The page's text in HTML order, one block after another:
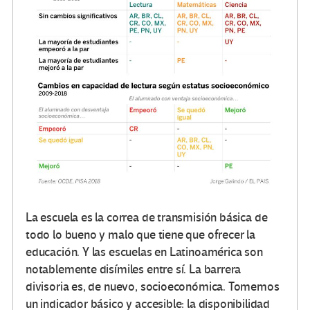
La escuela es la correa de transmisión básica de
todo lo bueno y malo que tiene que ofrecer la
educación. Y las escuelas en Latinoamérica son
notablemente disímiles entre sí. La barrera
divisoria es, de nuevo, socioeconómica. Tomemos
un indicador básico y accesible: la disponibilidad